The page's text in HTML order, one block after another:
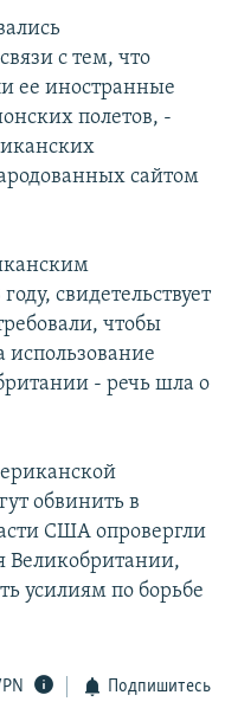
с тем, что
ее иностранные
полетов, -
сайтом
свидетельствует
чтобы
- речь шла о
обвинить в
США опровергли
Великобритании,
усилиям по борьбе
Подпишитесь